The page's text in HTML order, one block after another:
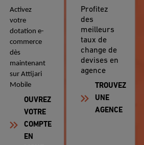
Activez
votre
dotation e-
commerce
dès
maintenant
sur Attijari
Mobile
OUVREZ
VOTRE
COMPTE
EN
Profitez
des
meilleurs
taux de
change de
devises en
agence
TROUVEZ
UNE
AGENCE